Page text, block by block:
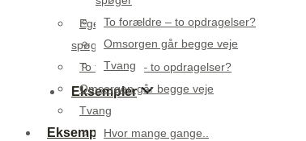
To forældre – to opdragelser?
Omsorgen går begge veje
Tvang
Eksempler
Hvor mange gange..
Egen barndom og opdragelse
spøger
To forældre – to opdragelser?
Omsorgen går begge veje
Tvang
Eksempler